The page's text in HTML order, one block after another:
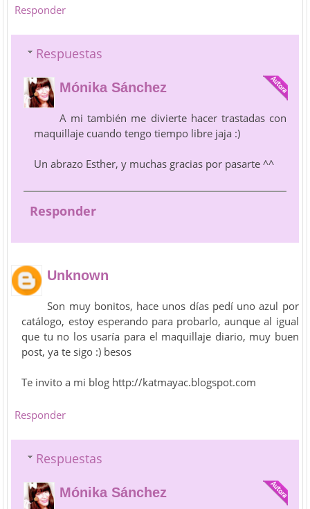
Responder
Respuestas
Mónika Sánchez
A mi también me divierte hacer trastadas con
maquillaje cuando tengo tiempo libre jaja :)
Un abrazo Esther, y muchas gracias por pasarte ^^
Responder
Unknown
Son muy bonitos, hace unos días pedí uno azul por
catálogo, estoy esperando para probarlo, aunque al igual
que tu no los usaría para el maquillaje diario, muy buen
post, ya te sigo :) besos
Te invito a mi blog http://katmayac.blogspot.com
Responder
Respuestas
Mónika Sánchez